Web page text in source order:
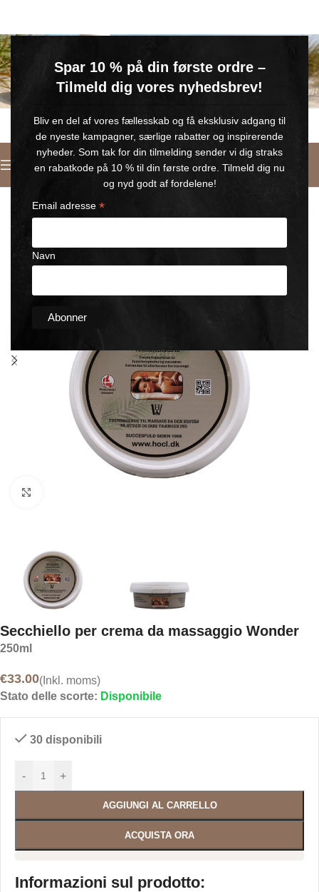
Spar 10 % på din første ordre –
Tilmeld dig vores nyhedsbrev!
Bliv en del af vores fællesskab og få eksklusiv adgang til
de nyeste kampagner, særlige rabatter og inspirerende
nyheder. Som tak for din tilmelding sender vi dig straks
en rabatkode på 10 % til din første ordre. Tilmeld dig nu
og nyd godt af fordelene!
Email adresse *
Navn
Køb for min. 600 kr.
🎁 Gælder til og med d. 9. august
Italiano
Home Crema per massaggi
Secchiello per crema da massaggio Wonder
250ml
€33.00(Inkl. moms)
Stato delle scorte: Disponibile
30 disponibili
- +
AGGIUNGI AL CARRELLO
ACQUISTA ORA
Informazioni sul prodotto: